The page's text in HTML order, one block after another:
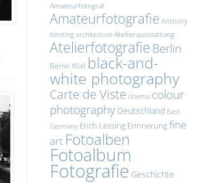
Amateurfotograf
Amateurfotografie Anthony
Kersting architecture Atelierausstattung
Atelierfotografie Berlin
Berlin Wall black-and-
white photography
Carte de Viste cinema colour
photography Deutschland East
Germany Erich Lessing Erinnerungfine
art Fotoalben
Fotoalbum
Fotografie Geschichte